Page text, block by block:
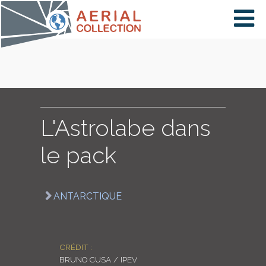
×
PAYS
COLLECTIONS
L'Astrolabe dans
le pack
ANTARCTIQUE
CRÉDIT :
BRUNO CUSA / IPEV